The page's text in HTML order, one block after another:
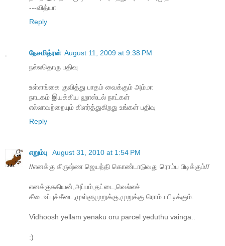
---வித்யா
Reply
நேசமித்ரன் August 11, 2009 at 9:38 PM
நல்லதொரு பதிவு
உள்ளங்கை குவித்து பாதம் வைக்கும் அம்மா
நாடகம் இயக்கிய ஹாஸ்டல் நாட்கள்
எல்லாவற்றையும் கிளர்த்துகிறது உங்கள் பதிவு
Reply
எறும்பு
August 31, 2010 at 1:54 PM
//எனக்கு கிருஷ்ண ஜெயந்தி கொண்டாடுவது ரொம்ப பிடிக்கும்//
எனக்குசுகியன்,அப்பம்,தட்டை,வெல்லச்
சீடைஉப்புச்சீடை,முள்ளுமுறுக்கு,முறுக்கு ரொம்ப பிடிக்கும்.
Vidhoosh yellam yenaku oru parcel yeduthu vainga..
:)